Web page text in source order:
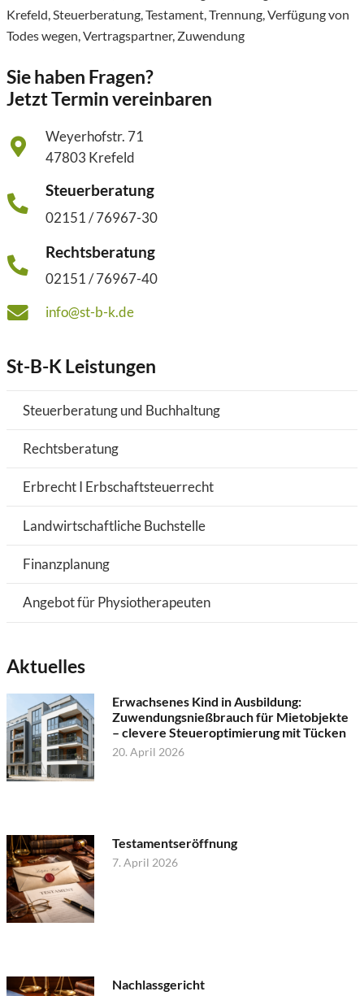
Krefeld,Steuerberatung,Testament,Trennung,Verfügung von
Todes wegen,Vertragspartner, Zuwendung
Sie haben Fragen?
Jetzt Termin vereinbaren
Weyerhofstr. 71
47803 Krefeld
Steuerberatung
02151 / 76967-30
Rechtsberatung
02151 / 76967-40
info@st-b-k.de
St-B-K Leistungen
Steuerberatung und Buchhaltung
Rechtsberatung
Erbrecht I Erbschaftsteuerrecht
Landwirtschaftliche Buchstelle
Finanzplanung
Angebot für Physiotherapeuten
Aktuelles
Erwachsenes Kind in Ausbildung:
Zuwendungsnießbrauch für Mietobjekte
– clevere Steueroptimierung mit Tücken
20. April 2026
Testamentseröffnung
7. April 2026
Nachlassgericht